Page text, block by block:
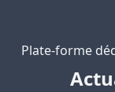
Plate-forme